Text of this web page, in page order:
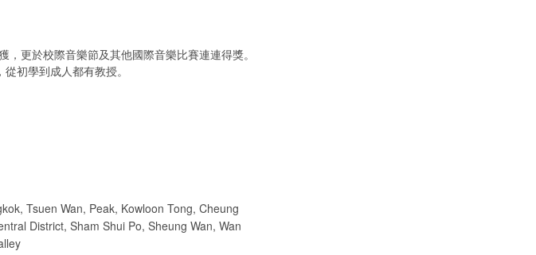
更於校際音樂節及其他國際音樂比賽連連得獎。
初學到成人都有教授。
Tsuen Wan, Peak, Kowloon Tong, Cheung
District, Sham Shui Po, Sheung Wan, Wan